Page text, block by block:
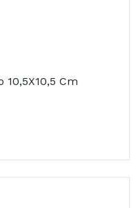
10,5X10,5 Cm